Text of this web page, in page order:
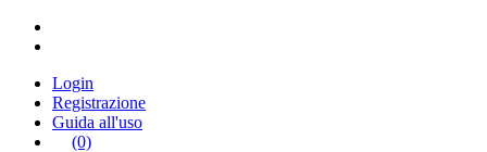
Login
Registrazione
Guida all'uso
(0)